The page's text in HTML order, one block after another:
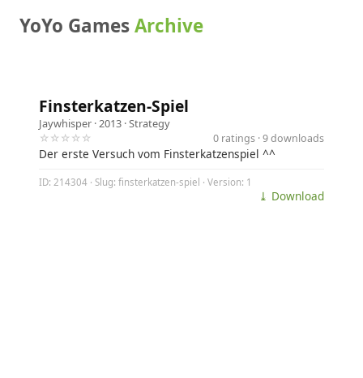
YoYo GamesArchive
Finsterkatzen-Spiel
Jaywhisper · 2013 ·Strategy
☆☆☆☆☆
0 ratings · 9 downloads
Der erste Versuch vom Finsterkatzenspiel ^^
ID: 214304 · Slug: finsterkatzen-spiel · Version: 1
⤓ Download